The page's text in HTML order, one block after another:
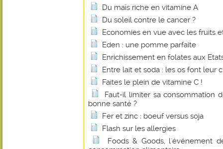
Du maïs riche en vitamine A
Du soleil contre le cancer ?
Economies en vue avec les fruits
Eden : une pomme parfaite
Enrichissement en folates aux
Entre lait et soda : les os font leur
Faites le plein de vitamine C !
Faut-il limiter sa consommation
bonne santé ?
Fer et zinc : boeuf versus soja
Flash sur les allergies
Foods & Goods, l'événement